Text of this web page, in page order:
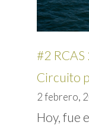
#2 RCAS
Circuito
2 febrero,
Hoy, fue